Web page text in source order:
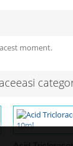
moment.